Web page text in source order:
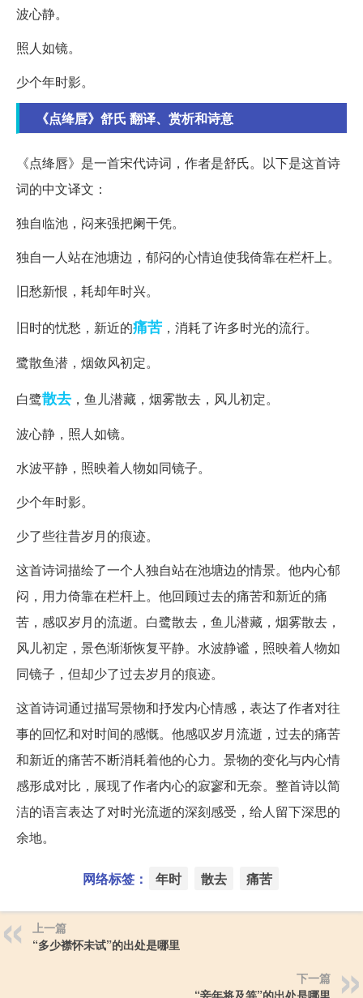
波心静。
照人如镜。
少个年时影。
《点绛唇》舒氏 翻译、赏析和诗意
《点绛唇》是一首宋代诗词，作者是舒氏。以下是这首诗
词的中文译文：
独自临池，闷来强把阑干凭。
独自一人站在池塘边，郁闷的心情迫使我倚靠在栏杆上。
旧愁新恨，耗却年时兴。
旧时的忧愁，新近的痛苦 ，消耗了许多时光的流行。
鹭散鱼潜，烟敛风初定。
白鹭散去 ，鱼儿潜藏，烟雾散去，风儿初定。
波心静，照人如镜。
水波平静，照映着人物如同镜子。
少个年时影。
少了些往昔岁月的痕迹。
这首诗词描绘了一个人独自站在池塘边的情景。他内心郁
闷，用力倚靠在栏杆上。他回顾过去的痛苦和新近的痛
苦，感叹岁月的流逝。白鹭散去，鱼儿潜藏，烟雾散去，
风儿初定，景色渐渐恢复平静。水波静谧，照映着人物如
同镜子，但却少了过去岁月的痕迹。
这首诗词通过描写景物和抒发内心情感，表达了作者对往
事的回忆和对时间的感慨。他感叹岁月流逝，过去的痛苦
和新近的痛苦不断消耗着他的心力。景物的变化与内心情
感形成对比，展现了作者内心的寂寥和无奈。整首诗以简
洁的语言表达了对时光流逝的深刻感受，给人留下深思的
余地。
网络标签： 年时 散去 痛苦
上一篇
“多少襟怀未试”的出处是哪里
下一篇
“妾年将及笄”的出处是哪里